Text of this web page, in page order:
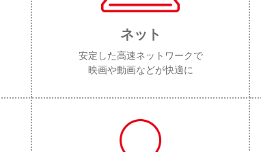
ネット
安定した高速ネットワークで
映画や動画などが快適に